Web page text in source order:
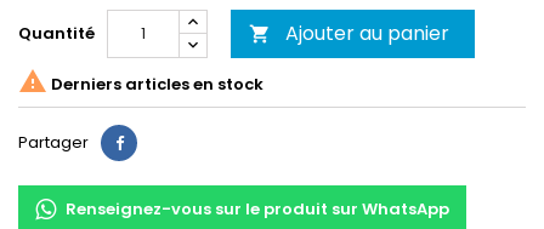
Quantité  Ajouter au panier
 Derniers articles en stock
Partager Partager
Renseignez-vous sur le produit sur WhatsApp